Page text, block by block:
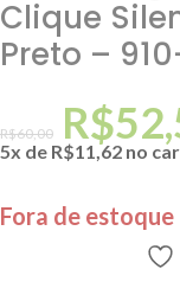
Clique
Preto –
R$60,00 R$
5x de R$11,62 no
Fora de estoque